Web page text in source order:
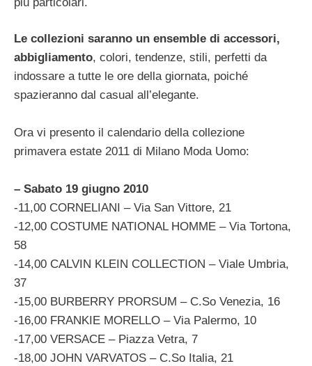
Le collezioni saranno un ensemble di accessori,
abbigliamento, colori, tendenze, stili, perfetti da
indossare a tutte le ore della giornata, poiché
spazieranno dal casual all’elegante.
Ora vi presento il calendario della collezione
primavera estate 2011 di Milano Moda Uomo:
– Sabato 19 giugno 2010
-11,00 CORNELIANI – Via San Vittore, 21
-12,00 COSTUME NATIONAL HOMME – Via Tortona,
58
-14,00 CALVIN KLEIN COLLECTION – Viale Umbria,
37
-15,00 BURBERRY PRORSUM – C.So Venezia, 16
-16,00 FRANKIE MORELLO – Via Palermo, 10
-17,00 VERSACE – Piazza Vetra, 7
-18,00 JOHN VARVATOS – C.So Italia, 21